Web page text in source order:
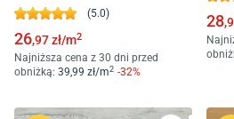
(5.0)
26,97zł/m2
Najniższa cena z 30 dni przed
obniżką: 39,99 zł/m2 -32%
28